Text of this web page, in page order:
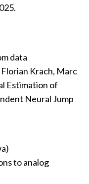
data
Krach, Marc
Estimation of
Neural Jump
to analog